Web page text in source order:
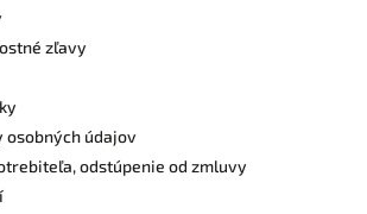
zľavy
osobných údajov
odstúpenie od zmluvy